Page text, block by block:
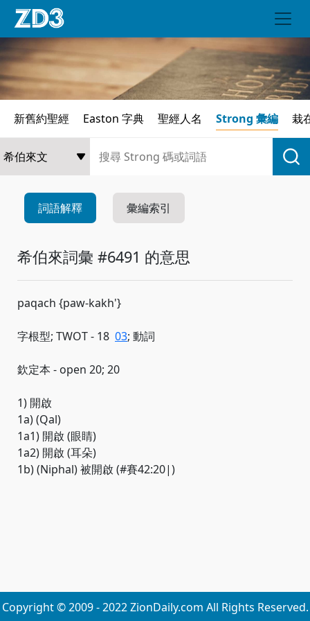
新舊約聖經 Easton 字典 聖經人名 Strong 彙編 栽
詞語解釋 彙編索引
希伯來詞彙 #6491 的意思
paqach {paw-kakh'}
字根型; TWOT - 18 03; 動詞
欽定本 - open 20; 20
1) 開啟
1a) (Qal)
1a1) 開啟 (眼睛)
1a2) 開啟 (耳朵)
1b) (Niphal) 被開啟 (#賽42:20|)
Copyright © 2009 - 2022 ZionDaily.com All Rights Reserved.